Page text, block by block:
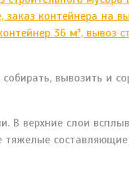
вывозить и
В верхние слои
составляющие